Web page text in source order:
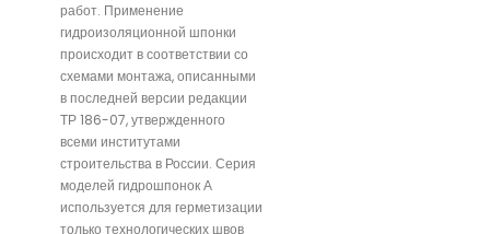
работ. Применение
гидроизоляционной шпонки
происходит в соответствии со
схемами монтажа, описанными
в последней версии редакции
ТР 186-07, утвержденного
всеми институтами
строительства в России. Серия
моделей гидрошпонок А
используется для герметизации
только технологических швов